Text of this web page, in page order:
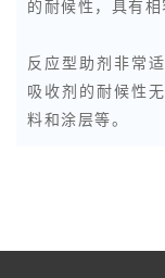
的耐候性，具有
反应型助剂非常
吸收剂的耐候性
料和涂层等。